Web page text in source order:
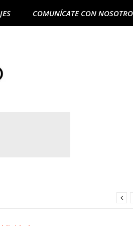
COMUNÍCATE CON